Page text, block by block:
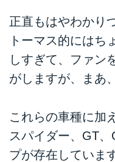
正直もはやわかり
トーマス的にはち
しすぎて、ファン
がしますが、まあ
これらの車種に加
スパイダー、GT
プが存在していま